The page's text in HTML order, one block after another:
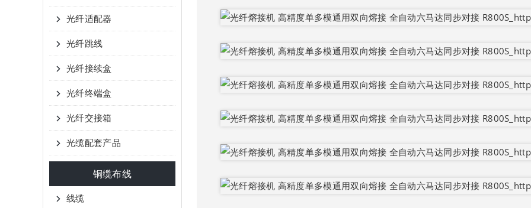
光纤适配器
光纤跳线
光纤接续盒
光纤终端盒
光纤交接箱
光缆配套产品
铜缆布线
线缆